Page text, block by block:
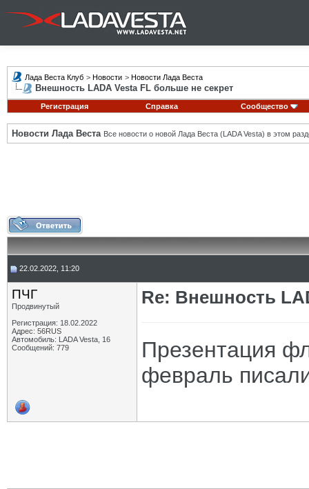
Лада Веста Клуб > Новости > Новости Лада Веста
Внешность LADA Vesta FL больше не секрет
Регистрация Справка Сообщество
Новости Лада Веста Все новости о новой Лада Веста (LADA Vesta) в этом
22.02.2022, 11:20
ПЧГ
Продвинутый
Регистрация: 18.02.2022
Адрес: 56RUS
Автомобиль: LADA Vesta, 16
Сообщений: 779
Re: Внешность
Презентация
февраль